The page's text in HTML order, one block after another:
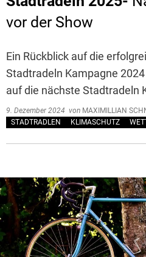
vor der Show
Ein Rückblick auf die
Stadtradeln Kampagne
auf die nächste Stadtradeln
9. Dezember 2024 von MAXIMILLIAN
STADTRADLEN
KLIMASCHUTZ